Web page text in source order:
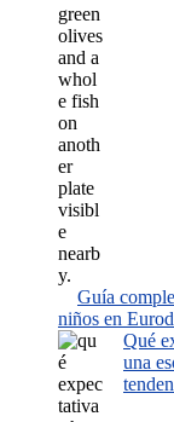
Guía
niños en
Qué
una